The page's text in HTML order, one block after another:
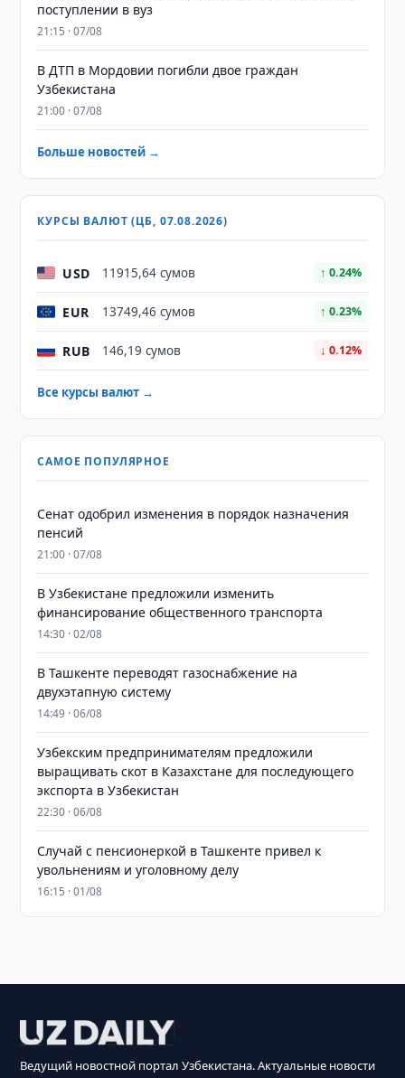
поступлении в вуз
21:15 · 07/08
В ДТП в Мордовии погибли двое граждан
Узбекистана
21:00 · 07/08
Больше новостей →
КУРСЫ ВАЛЮТ (ЦБ, 07.08.2026)
USD 11915,64 сумов ↑ 0.24%
EUR 13749,46 сумов ↑ 0.23%
RUB 146,19 сумов ↓ 0.12%
Все курсы валют →
САМОЕ ПОПУЛЯРНОЕ
Сенат одобрил изменения в порядок назначения
пенсий
21:00 · 07/08
В Узбекистане предложили изменить
финансирование общественного транспорта
14:30 · 02/08
В Ташкенте переводят газоснабжение на
двухэтапную систему
14:49 · 06/08
Узбекским предпринимателям предложили
выращивать скот в Казахстане для последующего
экспорта в Узбекистан
22:30 · 06/08
Случай с пенсионеркой в Ташкенте привел к
увольнениям и уголовному делу
16:15 · 01/08
Ведущий новостной портал Узбекистана. Актуальные новости